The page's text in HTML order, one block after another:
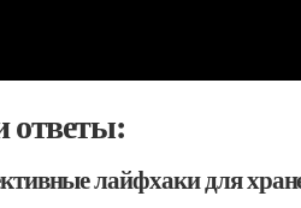
ответы:
лайфхаки для